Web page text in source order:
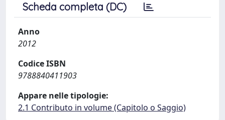
Scheda completa (DC)
Anno
2012
Codice ISBN
9788840411903
Appare nelle tipologie:
2.1 Contributo in volume (Capitolo o Saggio)